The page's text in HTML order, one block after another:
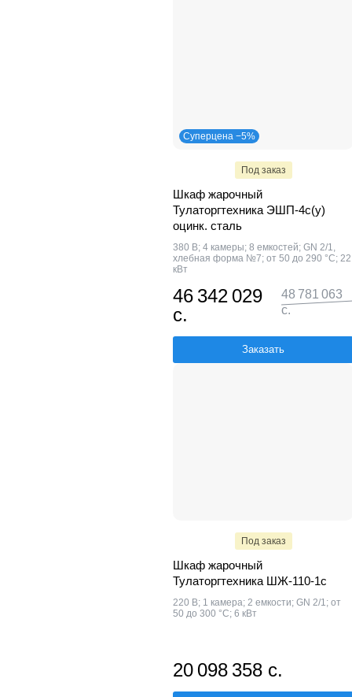
Суперцена −5%
Под заказ
Шкаф жарочный
Тулаторгтехника ЭШП-4с(у)
оцинк. сталь
380 В; 4 камеры; 8 емкостей; GN 2/1,
хлебная форма №7; от 50 до 290 °С; 22
кВт
46 342 029
с.
48 781 063
с.
Заказать
Под заказ
Шкаф жарочный
Тулаторгтехника ШЖ-110-1с
220 В; 1 камера; 2 емкости; GN 2/1; от
50 до 300 °С; 6 кВт
20 098 358 с.